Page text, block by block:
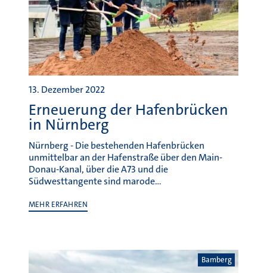
13. Dezember 2022
Erneuerung der Hafenbrücken
in Nürnberg
Nürnberg - Die bestehenden Hafenbrücken
unmittelbar an der Hafenstraße über den Main-
Donau-Kanal, über die A73 und die
Südwesttangente sind marode…
MEHR ERFAHREN
Bamberg